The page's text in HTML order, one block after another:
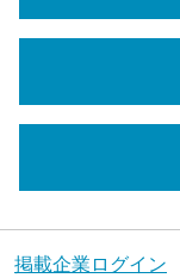
掲載企業ログイン